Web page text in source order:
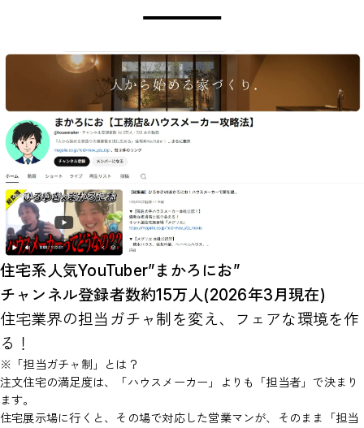
住宅系人気YouTuber”まかろにお”
チャンネル登録者数約15万人(2026年3月現在)
住宅業界の担当ガチャ制を変え、フェアな環境を作
る！
※「担当ガチャ制」とは？
注文住宅の満足度は、「ハウスメーカー」よりも「担当者」で決まり
ます。
住宅展示場に行くと、その場で対応した営業マンが、そのまま「担当